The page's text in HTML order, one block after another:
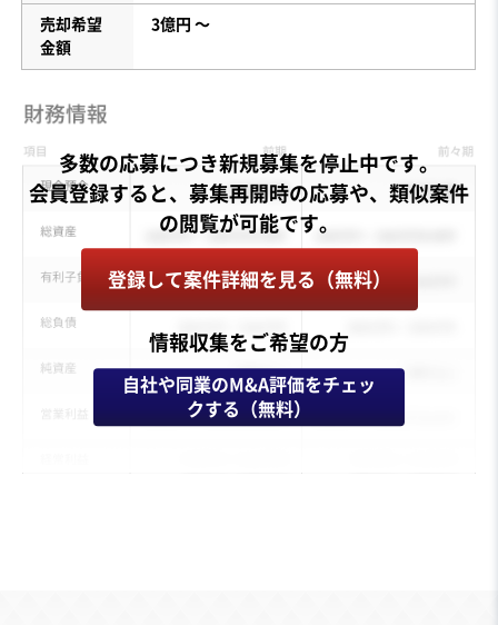
売却希望
金額
3億円 〜
多数の応募につき新規募集を停止中です。
会員登録すると、募集再開時の応募や、類似案件
登録して案件詳細を見る（無料）
情報収集をご希望の方
自社や同業のM&A評価をチェッ
クする（無料）